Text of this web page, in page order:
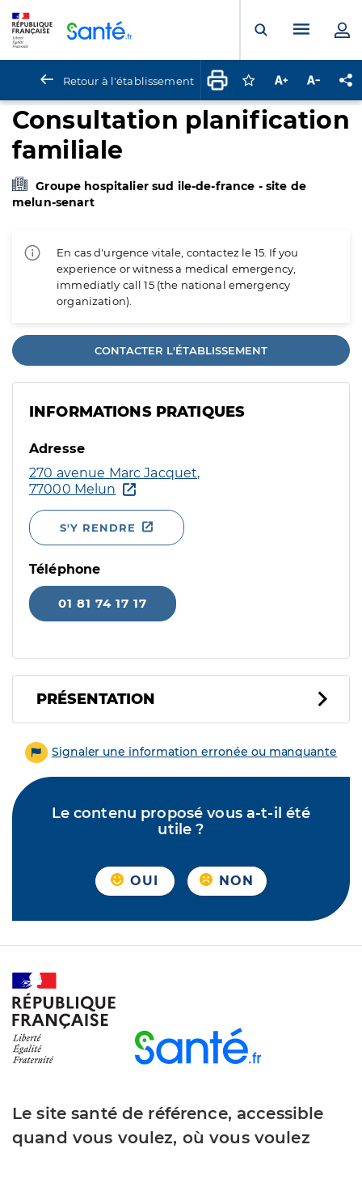
Ouvrir laMenu
Retour à l'établissement Connectez-vous
Augmenter la
Consultation planification
familiale
Groupe hospitalier sud ile-de-france - site de
melun-senart
En cas d'urgence vitale, contactez le 15. If you
experience or witness a medical emergency,
immediatly call 15 (the national emergency
organization).
CONTACTER L'ÉTABLISSEMENT
INFORMATIONS PRATIQUES
Adresse
270 avenue Marc Jacquet,
77000 Melun
S'Y RENDRE
Téléphone
01 81 74 17 17
PRÉSENTATION
Signaler une information erronée ou manquante
Le contenu proposé vous a-t-il été
utile ?
OUI NON
Le site santé de référence, accessible
quand vous voulez, où vous voulez